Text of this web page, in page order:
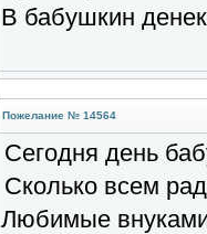
В бабушкин
Пожелание № 14564
Сегодня день
Сколько всем
Любимые